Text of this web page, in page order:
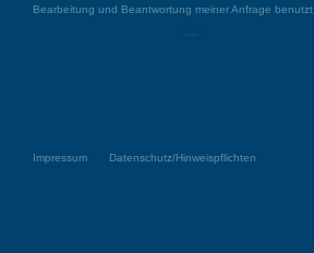
Bearbeitung und Beantwortung meiner Anfrage benutzt.
Impressum Datenschutz/Hinweispflichten